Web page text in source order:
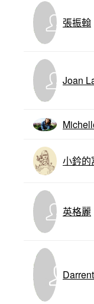
張振翰
Joan
小鈐的
英格麗